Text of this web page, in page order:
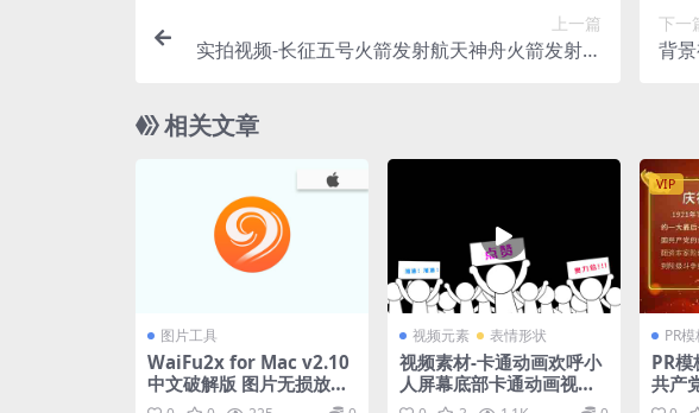
上一篇
实拍视频-长征五号火箭发射航天神舟火箭发射卫
下一
背
相关文章
图片工具
WaiFu2x for Mac v2.10
中文破解版 图片无损放大
工具
视频元素 表情形状
视频素材-卡通动画欢呼小
人屏幕底部卡通动画视频
素材
VIP
PR
PR
共产
板